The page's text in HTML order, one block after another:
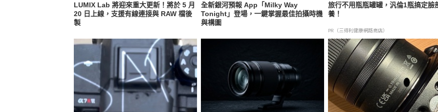
LUMIX Lab 將迎來重大更新！將於 5 月
20 日上線，支援有線連接與 RAW 檔後
製
全新銀河預報 App「Milky Way
Tonight」登場，一鍵掌握最佳拍攝時機
與構圖
旅行不用瓶瓶罐罐，汎倫1瓶搞定臉
養！
PR（三得利健康網路商店）